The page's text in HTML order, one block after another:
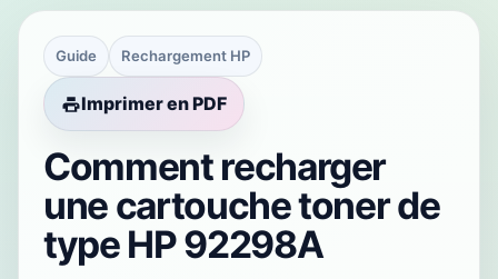
Guide Rechargement HP
Imprimer en PDF
Comment recharger
une cartouche toner de
type HP 92298A